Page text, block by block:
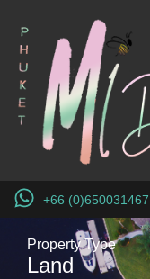
+66 (0)650031467
Property Type
Land